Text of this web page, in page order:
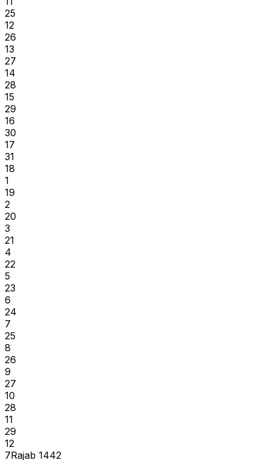
25
12
26
13
27
14
28
15
29
16
30
17
31
18
1
19
2
20
3
21
4
22
5
23
6
24
7
25
8
26
9
27
10
28
11
29
12
7Rajab 1442